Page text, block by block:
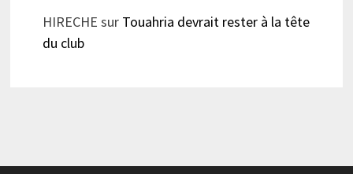
HIRECHE sur Touahria devrait rester à la tête
du club